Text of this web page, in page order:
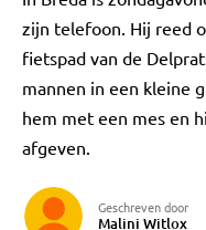
zijn telefoon. Hij reed
fietspad van de
mannen in een kleine
hem met een mes en
afgeven.
Geschreven door
Malini Witlox